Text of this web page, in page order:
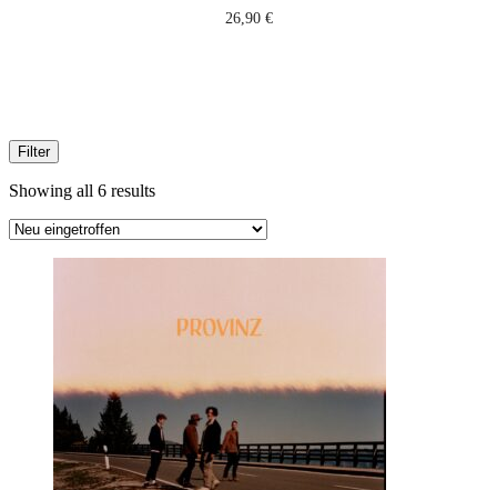
26,90 €
Filter
Showing all 6 resultsSorted